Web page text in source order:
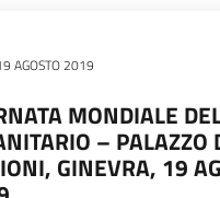
AGOSTO 2019
MONDIALE
– PALAZZO
GINEVRA, 19